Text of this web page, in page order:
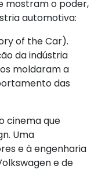
mostram o poder,
automotiva:
of the Car).
da indústria
moldaram a
das
cinema que
Uma
e à engenharia
e de